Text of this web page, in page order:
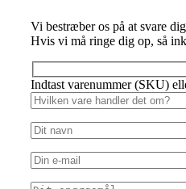
Vi bestræber os på at svare
Hvis vi må ringe dig op, så
Indtast varenummer (SKU)